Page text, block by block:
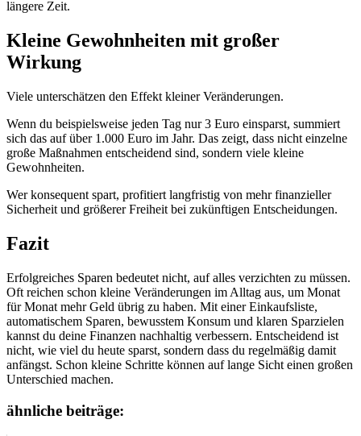
längere Zeit.
Kleine Gewohnheiten mit großer
Wirkung
Viele unterschätzen den Effekt kleiner Veränderungen.
Wenn du beispielsweise jeden Tag nur 3 Euro einsparst, summiert
sich das auf über 1.000 Euro im Jahr. Das zeigt, dass nicht einzelne
große Maßnahmen entscheidend sind, sondern viele kleine
Gewohnheiten.
Wer konsequent spart, profitiert langfristig von mehr finanzieller
Sicherheit und größerer Freiheit bei zukünftigen Entscheidungen.
Fazit
Erfolgreiches Sparen bedeutet nicht, auf alles verzichten zu müssen.
Oft reichen schon kleine Veränderungen im Alltag aus, um Monat
für Monat mehr Geld übrig zu haben. Mit einer Einkaufsliste,
automatischem Sparen, bewusstem Konsum und klaren Sparzielen
kannst du deine Finanzen nachhaltig verbessern. Entscheidend ist
nicht, wie viel du heute sparst, sondern dass du regelmäßig damit
anfängst. Schon kleine Schritte können auf lange Sicht einen großen
Unterschied machen.
ähnliche beiträge: